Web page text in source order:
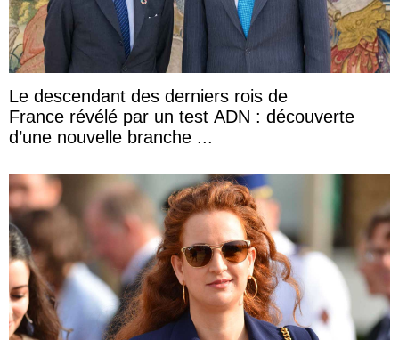
Le descendant des derniers rois de
France révélé par un test ADN : découverte
d’une nouvelle branche ...